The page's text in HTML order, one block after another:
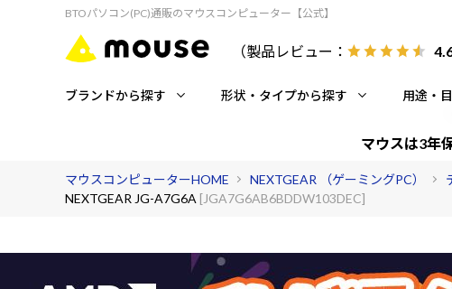
BTOパソコン(PC)通販のマウスコンピューター【公式】
（製品レビュー：
ブランドから探す 形状・タイプから探す 用途・
マウスは3年
マウスコンピューターHOME NEXTGEAR （ゲーミングPC）
NEXTGEAR JG-A7G6A [JGA7G6AB6BDDW103DEC]